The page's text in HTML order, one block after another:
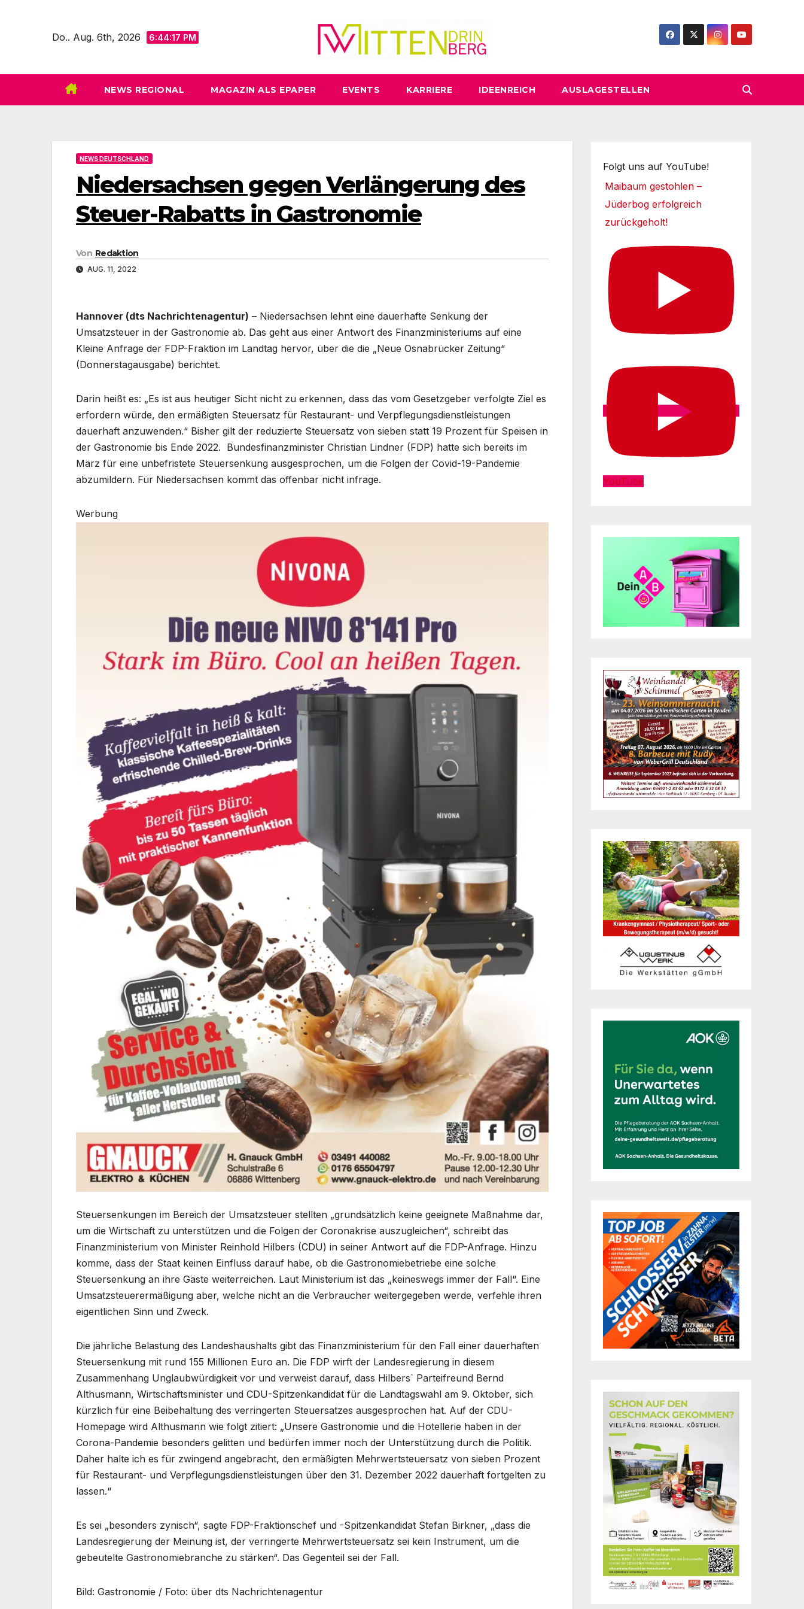
Do.. Aug. 6th, 2026 6:44:18 PM
NEWS REGIONAL MAGAZIN ALS EPAPER EVENTS KARRIERE IDEENREICH AUSLAGESTELLEN
NEWS DEUTSCHLAND
Niedersachsen gegen Verlängerung des
Steuer-Rabatts in Gastronomie
Von Redaktion
AUG. 11, 2022
Hannover (dts Nachrichtenagentur) – Niedersachsen lehnt eine dauerhafte Senkung der
Umsatzsteuer in der Gastronomie ab. Das geht aus einer Antwort des Finanzministeriums auf eine
Kleine Anfrage der FDP-Fraktion im Landtag hervor, über die die „Neue Osnabrücker Zeitung“
(Donnerstagausgabe) berichtet.
Darin heißt es: „Es ist aus heutiger Sicht nicht zu erkennen, dass das vom Gesetzgeber verfolgte Ziel es
erfordern würde, den ermäßigten Steuersatz für Restaurant- und Verpflegungsdienstleistungen
dauerhaft anzuwenden.“ Bisher gilt der reduzierte Steuersatz von sieben statt 19 Prozent für Speisen in
der Gastronomie bis Ende 2022. Bundesfinanzminister Christian Lindner (FDP) hatte sich bereits im
März für eine unbefristete Steuersenkung ausgesprochen, um die Folgen der Covid-19-Pandemie
abzumildern. Für Niedersachsen kommt das offenbar nicht infrage.
Werbung
Steuersenkungen im Bereich der Umsatzsteuer stellten „grundsätzlich keine geeignete Maßnahme dar,
um die Wirtschaft zu unterstützen und die Folgen der Coronakrise auszugleichen“, schreibt das
Finanzministerium von Minister Reinhold Hilbers (CDU) in seiner Antwort auf die FDP-Anfrage. Hinzu
komme, dass der Staat keinen Einfluss darauf habe, ob die Gastronomiebetriebe eine solche
Steuersenkung an ihre Gäste weiterreichen. Laut Ministerium ist das „keineswegs immer der Fall“. Eine
Umsatzsteuerermäßigung aber, welche nicht an die Verbraucher weitergegeben werde, verfehle ihren
eigentlichen Sinn und Zweck.
Die jährliche Belastung des Landeshaushalts gibt das Finanzministerium für den Fall einer dauerhaften
Steuersenkung mit rund 155 Millionen Euro an. Die FDP wirft der Landesregierung in diesem
Zusammenhang Unglaubwürdigkeit vor und verweist darauf, dass Hilbers` Parteifreund Bernd
Althusmann, Wirtschaftsminister und CDU-Spitzenkandidat für die Landtagswahl am 9. Oktober, sich
kürzlich für eine Beibehaltung des verringerten Steuersatzes ausgesprochen hat. Auf der CDU-
Homepage wird Althusmann wie folgt zitiert: „Unsere Gastronomie und die Hotellerie haben in der
Corona-Pandemie besonders gelitten und bedürfen immer noch der Unterstützung durch die Politik.
Daher halte ich es für zwingend angebracht, den ermäßigten Mehrwertsteuersatz von sieben Prozent
für Restaurant- und Verpflegungsdienstleistungen über den 31. Dezember 2022 dauerhaft fortgelten zu
lassen.“
Es sei „besonders zynisch“, sagte FDP-Fraktionschef und -Spitzenkandidat Stefan Birkner, „dass die
Landesregierung der Meinung ist, der verringerte Mehrwertsteuersatz sei kein Instrument, um die
gebeutelte Gastronomiebranche zu stärken“. Das Gegenteil sei der Fall.
Bild: Gastronomie / Foto: über dts Nachrichtenagentur
Folgt uns auf YouTube!
Maibaum gestohlen –
Jüderbog erfolgreich
zurückgeholt!
YouTube